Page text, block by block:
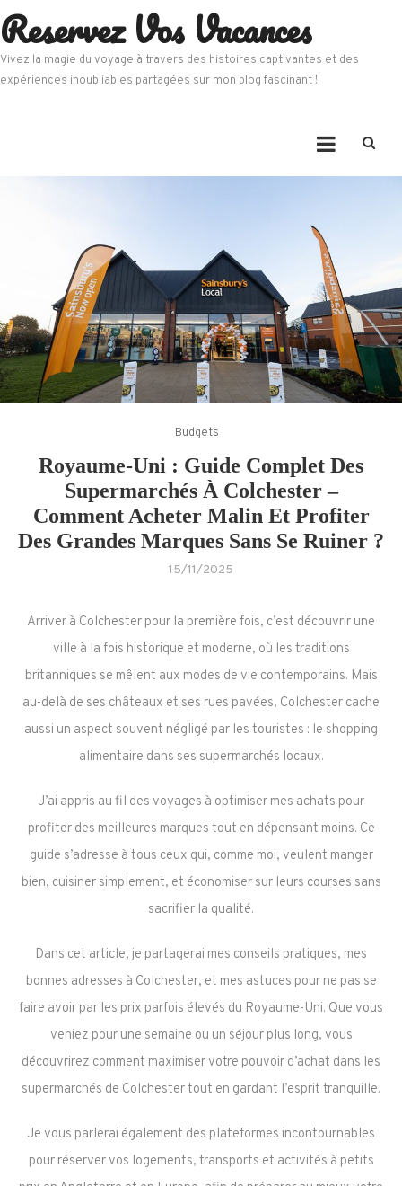
Skip
to
content
Reservez Vos Vacances
Vivez la magie du voyage à travers des histoires captivantes et des
expériences inoubliables partagées sur mon blog fascinant !
Budgets
Royaume-Uni : Guide Complet Des
Supermarchés À Colchester –
Comment Acheter Malin Et Profiter
Des Grandes Marques Sans Se Ruiner ?
15/11/2025
Arriver à Colchester pour la première fois, c’est découvrir une
ville à la fois historique et moderne, où les traditions
britanniques se mêlent aux modes de vie contemporains. Mais
au-delà de ses châteaux et ses rues pavées, Colchester cache
aussi un aspect souvent négligé par les touristes : le shopping
alimentaire dans ses supermarchés locaux.
J’ai appris au fil des voyages à optimiser mes achats pour
profiter des meilleures marques tout en dépensant moins. Ce
guide s’adresse à tous ceux qui, comme moi, veulent manger
bien, cuisiner simplement, et économiser sur leurs courses sans
sacrifier la qualité.
Dans cet article, je partagerai mes conseils pratiques, mes
bonnes adresses à Colchester, et mes astuces pour ne pas se
faire avoir par les prix parfois élevés du Royaume-Uni. Que vous
veniez pour une semaine ou un séjour plus long, vous
découvrirez comment maximiser votre pouvoir d’achat dans les
supermarchés de Colchester tout en gardant l’esprit tranquille.
Je vous parlerai également des plateformes incontournables
pour réserver vos logements, transports et activités à petits